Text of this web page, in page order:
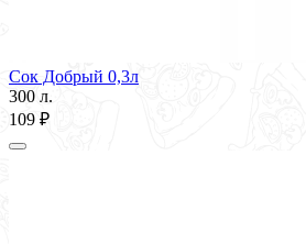
Сок Добрый 0,3л
300 л.
109 ₽